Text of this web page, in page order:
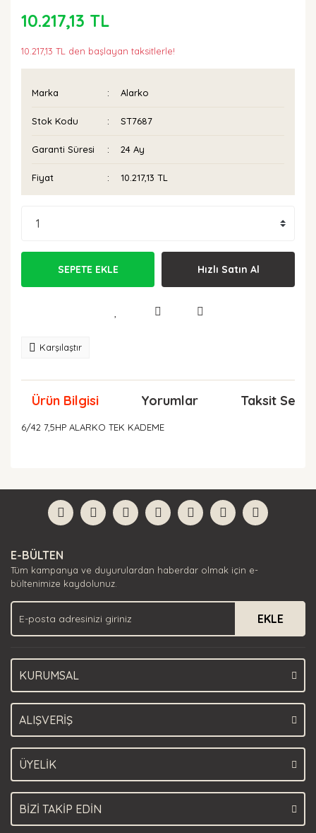
10.217,13 TL
10.217,13 TL den başlayan taksitlerle!
Marka Alarko
Stok Kodu ST7687
Garanti Süresi 24 Ay
Fiyat 10.217,13 TL
SEPETE EKLE Hızlı Satın Al
Karşılaştır
Ürün Bilgisi Yorumlar Taksit
6/42 7,5HP ALARKO TEK KADEME
Yorum Yaz
formunu kullanarak tarafımıza iletebilirsiniz.
Görüş ve önerileriniz için teşekkür ederiz.
Ürün açıklamasında eksik bilgiler bulunuyor.
Ürün bilgilerinde hatalar bulunuyor.
Ürün fiyatı diğer sitelerden daha pahalı.
Bu ürüne benzer farklı alternatifler olmalı.
E-BÜLTEN
Tüm kampanya ve duyurulardan haberdar olmak için e-
bültenimize kaydolunuz.
EKLE
KURUMSAL
ALIŞVERİŞ
ÜYELİK
BİZİ TAKİP EDİN